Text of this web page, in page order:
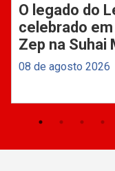
O legado do
celebrado
Zep na Suhai
08 de agosto 2026